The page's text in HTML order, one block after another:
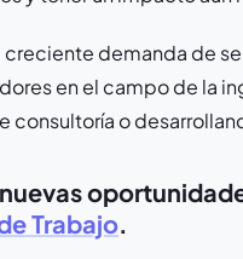
creciente demanda de
en el campo de la
consultoría o
Trabajo.